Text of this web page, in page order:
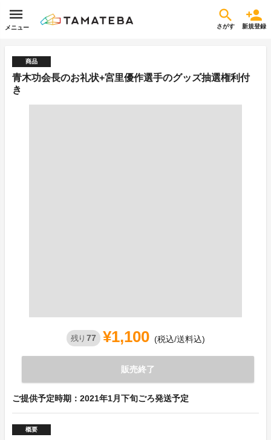
メニュー さがす 新規登録
商品
青木功会長のお礼状+宮里優作選手のグッズ抽選権利付
き
残り 77 ¥1,100 (税込/送料込)
販売終了
ご提供予定時期：2021年1月下旬ごろ発送予定
概要